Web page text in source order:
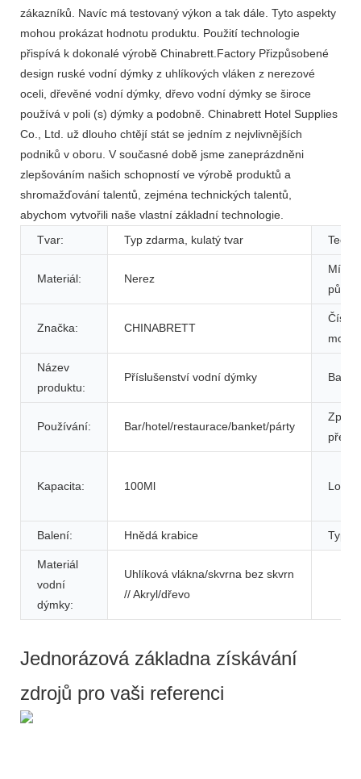
zákazníků. Navíc má testovaný výkon a tak dále. Tyto aspekty
mohou prokázat hodnotu produktu. Použití technologie
přispívá k dokonalé výrobě Chinabrett.Factory Přizpůsobené
design ruské vodní dýmky z uhlíkových vláken z nerezové
oceli, dřevěné vodní dýmky, dřevo vodní dýmky se široce
používá v poli (s) dýmky a podobně. Chinabrett Hotel Supplies
Co., Ltd. už dlouho chtějí stát se jedním z nejvlivnějších
podniků v oboru. V současné době jsme zaneprázdněni
zlepšováním našich schopností ve výrobě produktů a
shromažďování talentů, zejména technických talentů,
abychom vytvořili naše vlastní základní technologie.
Tvar:
Typ zdarma, kulatý tvar
Materiál: Nerez
Místo
Značka: CHINABRETT
Číslo
Název
produktu:
Příslušenství vodní dýmky Barva:
Používání: Bar/hotel/restaurace/banket/párty
Kapacita: 100Ml Logo:
Balení: Hnědá krabice Typ:
Materiál
vodní
dýmky:
Uhlíková vlákna/skvrna bez skvrn
// Akryl/dřevo
Jednorázová základna získávání
zdrojů pro vaši referenci